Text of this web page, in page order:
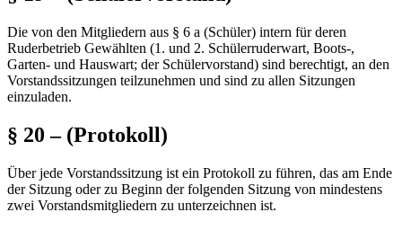
Die von den Mitgliedern aus § 6 a (Schüler) intern für deren
Ruderbetrieb Gewählten (1. und 2. Schülerruderwart, Boots-,
Garten- und Hauswart; der Schülervorstand) sind berechtigt, an den
Vorstandssitzungen teilzunehmen und sind zu allen Sitzungen
einzuladen.
§ 20 – (Protokoll)
Über jede Vorstandssitzung ist ein Protokoll zu führen, das am Ende
der Sitzung oder zu Beginn der folgenden Sitzung von mindestens
zwei Vorstandsmitgliedern zu unterzeichnen ist.